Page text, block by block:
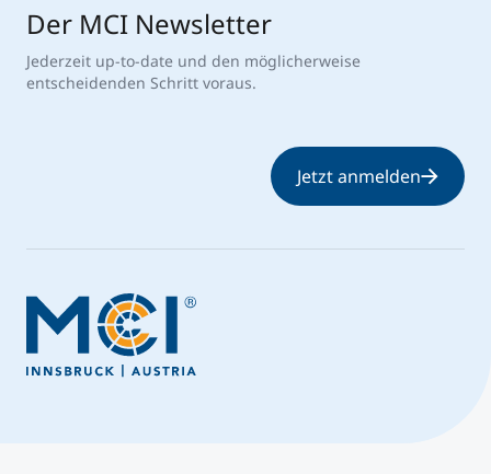
Der MCI Newsletter
Jederzeit up-to-date und den möglicherweise
entscheidenden Schritt voraus.
Jetzt anmelden